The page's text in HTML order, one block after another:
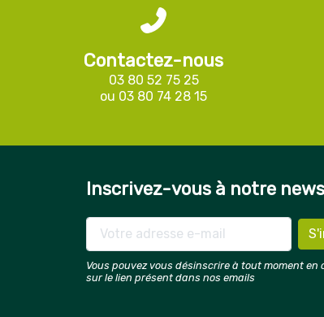
Contactez-nous
03 80 52 75 25
ou 03 80 74 28 15
Inscrivez-vous à notre
Vous pouvez vous désinscrire à tout moment en
sur le lien présent dans nos emails